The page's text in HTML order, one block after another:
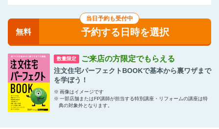
当日予約も受付中
無料 予約する日時を選択
数量限定 ご来店の方限定でもらえる
注文住宅パーフェクトBOOKで基本から裏ワザまで
を学ぼう！
※ 画像はイメージです
※ 一部店舗またはFP講師が担当する特別講座・リフォームの講座は特
典の対象外となります。